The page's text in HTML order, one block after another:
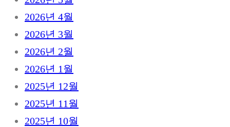
2026년 4월
2026년 3월
2026년 2월
2026년 1월
2025년 12월
2025년 11월
2025년 10월